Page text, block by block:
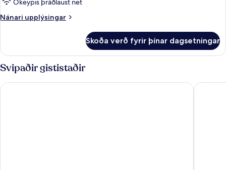
Ókeypis þráðlaust net
Nánari upplýsingar
Nánari
Skoða verð fyrir þínar dagsetningar
Svipaðir gististaðir
The Essence Hotel AT JFK La